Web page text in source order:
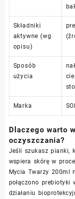
Składniki
aktywne (wg
opisu)
Sposób
użycia
Marka
Dlaczego warto
oczyszczania?
Jeśli szukasz pianki,
wspiera skórę w
Mycia Twarzy 200ml
połączono prebiotyki
działaniu